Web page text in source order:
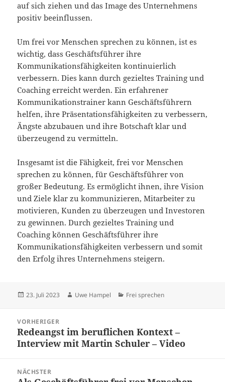
auf sich ziehen und das Image des Unternehmens
positiv beeinflussen.
Um frei vor Menschen sprechen zu können, ist es
wichtig, dass Geschäftsführer ihre
Kommunikationsfähigkeiten kontinuierlich
verbessern. Dies kann durch gezieltes Training und
Coaching erreicht werden. Ein erfahrener
Kommunikationstrainer kann Geschäftsführern
helfen, ihre Präsentationsfähigkeiten zu verbessern,
Ängste abzubauen und ihre Botschaft klar und
überzeugend zu vermitteln.
Insgesamt ist die Fähigkeit, frei vor Menschen
sprechen zu können, für Geschäftsführer von
großer Bedeutung. Es ermöglicht ihnen, ihre Vision
und Ziele klar zu kommunizieren, Mitarbeiter zu
motivieren, Kunden zu überzeugen und Investoren
zu gewinnen. Durch gezieltes Training und
Coaching können Geschäftsführer ihre
Kommunikationsfähigkeiten verbessern und somit
den Erfolg ihres Unternehmens steigern.
Veröffentlicht
23. Juli 2023 Autor
Uwe Hampel Kategorien
Frei sprechen
VORHERIGER
Vorheriger
Beitrag:
Redeangst im beruflichen Kontext –
Interview mit Martin Schuler – Video
NÄCHSTER